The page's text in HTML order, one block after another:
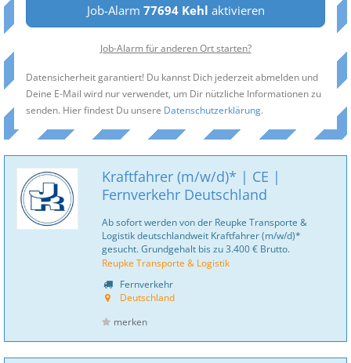
Job-Alarm 77694 Kehl aktivieren
Job-Alarm für anderen Ort starten?
Datensicherheit garantiert! Du kannst Dich jederzeit abmelden und
Deine E-Mail wird nur verwendet, um Dir nützliche Informationen zu
senden. Hier findest Du unsere Datenschutzerklärung.
Kraftfahrer (m/w/d)* | CE |
Fernverkehr Deutschland
Ab sofort werden von der Reupke Transporte &
Logistik deutschlandweit Kraftfahrer (m/w/d)*
gesucht. Grundgehalt bis zu 3.400 € Brutto.
Reupke Transporte & Logistik
Fernverkehr
Deutschland
merken